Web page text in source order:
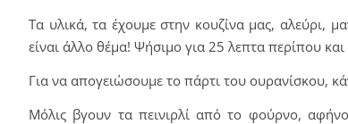
Τα υλικά, τα έχουμε στην κουζίνα μας, αλεύρι,
είναι άλλο θέμα! Ψήσιμο για 25 λεπτα περίπου
Για να απογειώσουμε το πάρτι του ουρανίσκου,
Μόλις βγουν τα πεινιρλί από το φούρνο,